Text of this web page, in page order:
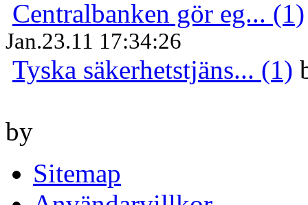
Centralbanken gör eg... (1)
Jan.23.11 17:34:26
Tyska säkerhetstjäns... (1)
by
Sitemap